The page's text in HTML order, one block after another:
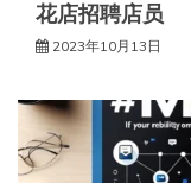
花店招聘店员
2023年10月13日